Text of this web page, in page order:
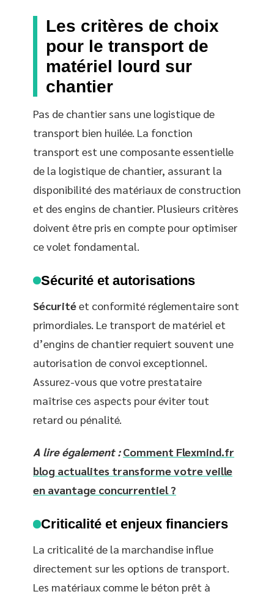
Les critères de choix
pour le transport de
matériel lourd sur
chantier
Pas de chantier sans une logistique de
transport bien huilée. La fonction
transport est une composante essentielle
de la logistique de chantier, assurant la
disponibilité des matériaux de construction
et des engins de chantier. Plusieurs critères
doivent être pris en compte pour optimiser
ce volet fondamental.
Sécurité et autorisations
Sécuritéet conformité réglementaire sont
primordiales. Le transport de matériel et
d’engins de chantier requiert souvent une
autorisation de convoi exceptionnel.
Assurez-vous que votre prestataire
maîtrise ces aspects pour éviter tout
retard ou pénalité.
A lire également : Comment Flexmind.fr
blog actualites transforme votre veille
en avantage concurrentiel ?
Criticalité et enjeux financiers
La criticalité de la marchandise influe
directement sur les options de transport.
Les matériaux comme le béton prêt à